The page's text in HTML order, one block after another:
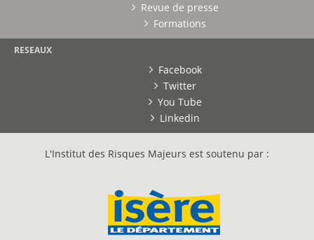
Revue de presse
Formations
RESEAUX
Facebook
Twitter
You Tube
Linkedin
L'Institut des Risques Majeurs est soutenu par :